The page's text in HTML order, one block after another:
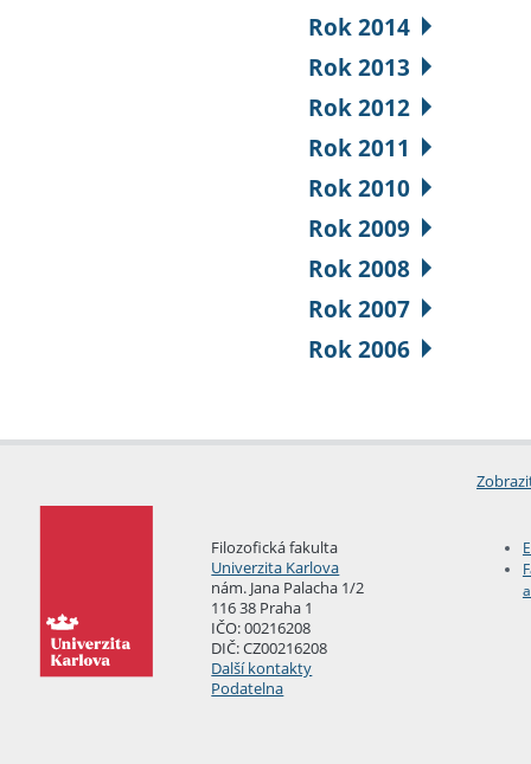
Rok 2014
Rok 2013
Rok 2012
Rok 2011
Rok 2010
Rok 2009
Rok 2008
Rok 2007
Rok 2006
Filozofická fakulta
Univerzita Karlova
nám. Jana Palacha 1/2
116 38 Praha 1
IČO: 00216208
DIČ: CZ00216208
Další kontakty
Podatelna